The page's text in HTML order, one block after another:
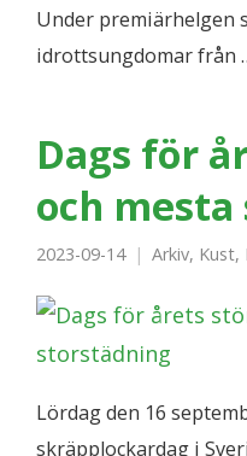
Under premiärhelgen
idrottsungdomar från
Dags för
och
2023-09-14 Arkiv, Kust,
Lördag den 16
skräpplockardag i